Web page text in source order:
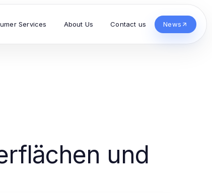
Services About Us Contact us News
und